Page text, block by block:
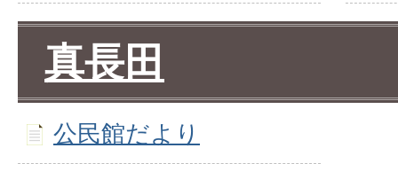
真長田
公民館だより